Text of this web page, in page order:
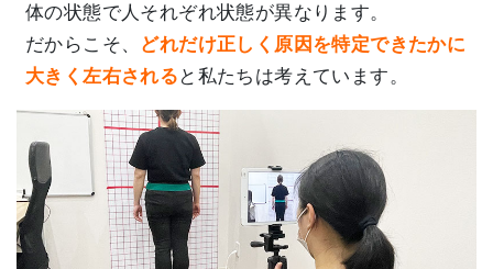
体の状態で人それぞれ状態が異なります。
だからこそ、 どれだけ正しく原因を特定できたかに
大きく左右される と私たちは考えています。